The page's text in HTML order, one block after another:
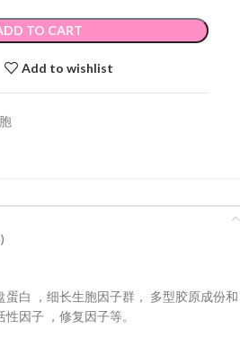
TO CART
Add to wishlist
养营‬物质， 活‮多性‬肽， 各‮活种‬性因子 ，修‮子因复‬等。